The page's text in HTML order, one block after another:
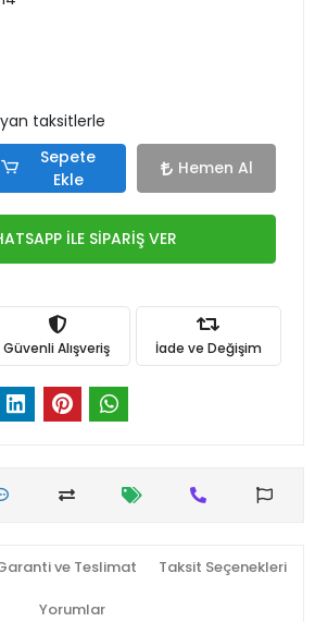
taksitlerle
Sepete
Ekle
Hemen Al
İLE SİPARİŞ VER
Güvenli Alışveriş İade ve Değişim
ve Teslimat Taksit Seçenekleri
Yorumlar